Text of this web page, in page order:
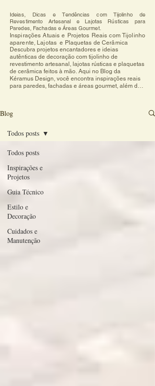
Ideias, Dicas e Tendências com Tijolinho de
Revestimento Artesanal e Lajotas Rústicas para
Paredes, Fachadas e Áreas Gourmet.
Inspirações Atuais e Projetos Reais com Tijolinho
aparente, Lajotas e Plaquetas de Cerâmica
Descubra projetos encantadores e ideias
autênticas de decoração com tijolinho de
revestimento artesanal, lajotas rústicas e plaquetas
de cerâmica feitos à mão. Aqui no Blog da
Kéramus Design, você encontra inspirações reais
para paredes, fachadas e áreas gourmet, além de
transforma qualquer ambiente em um espaço
Blog
Todos posts
Inspirações e
Projetos
Guia Técnico
Estilo e
Decoração
Cuidados e
Manutenção
Todos posts